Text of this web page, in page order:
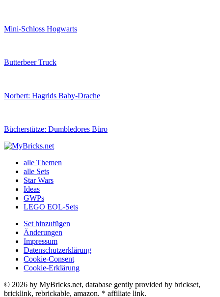
Mini-Schloss Hogwarts
Butterbeer Truck
Norbert: Hagrids Baby-Drache
Bücherstütze: Dumbledores Büro
alle Themen
alle Sets
Star Wars
Ideas
GWPs
LEGO EOL-Sets
Set hinzufügen
Änderungen
Impressum
Datenschutzerklärung
Cookie-Consent
Cookie-Erklärung
© 2026 by MyBricks.net, database gently provided by brickset,
bricklink, rebrickable, amazon. * affiliate link.